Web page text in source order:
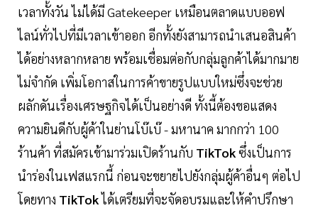
เวลาทั้งวัน ไม่ได้มี Gatekeeper เหมือนตลาดแบบออฟ
ไลน์ทั่วไปที่มีเวลาเข้าออก อีกทั้งยังสามารถนำเสนอสินค้า
ได้อย่างหลากหลาย พร้อมเชื่อมต่อกับกลุ่มลูกค้าได้มากมาย
ไม่จำกัด เพิ่มโอกาสในการค้าขายรูปแบบใหม่ซึ่งจะช่วย
ผลักดันเรื่องเศรษฐกิจได้เป็นอย่างดี ทั้งนี้ต้องขอแสดง
ความยินดีกับผู้ค้าในย่านโบ๊เบ๊ - มหานาค มากกว่า 100
ร้านค้า ที่สมัครเข้ามาร่วมเปิดร้านกับ TikTokซึ่งเป็นการ
นำร่องในเฟสแรกนี้ ก่อนจะขยายไปยังกลุ่มผู้ค้าอื่นๆ ต่อไป
โดยทาง TikTokได้เตรียมที่จะจัดอบรมและให้คำปรึกษา